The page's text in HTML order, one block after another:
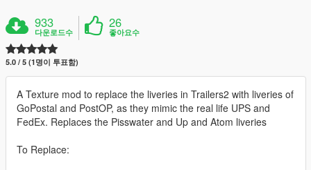
933
다운로드수
26
좋아요수
5.0 / 5 (1명이 투표함)
A Texture mod to replace the liveries in Trailers2 with liveries of
GoPostal and PostOP, as they mimic the real life UPS and
FedEx. Replaces the Pisswater and Up and Atom liveries
To Replace: